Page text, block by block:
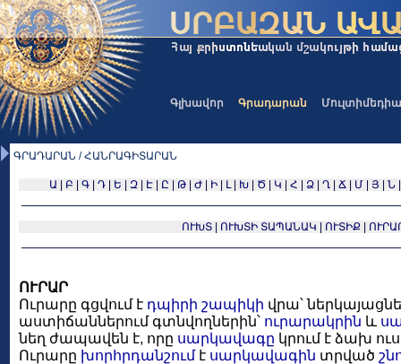
Գլխավոր Գրադարան Մուլտիմեդիա
ԳՐԱԴԱՐԱՆ / ՀԱՆՐԱԳԻՏԱՐԱՆ
Ա Բ Գ Դ Ե Զ Է Ը Թ Ժ Ի Լ| Խ Ծ Կ Հ Ձ Ղ Ճ Մ Յ Ն
ՈՒԽՏ ՈՒԽՏԻ ՏԱՊԱՆԱԿ ՈՒՏԻՔ
ՈՒՐԱՐ
Ուրարը գցվում է դպիրի շապիկի վրա՝
աստիճաններում գտնվողներին՝ ուրարակրին և
նեղ ժապավեն է, որը սարկավագը կրում է ձախ
Ուրարը խորհրդանշումէ սարկավագին տրված